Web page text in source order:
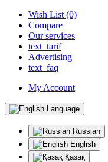
Wish List (0)
Compare
Our services
text_tarif
Advertising
text_faq
My Account
Language
Russian
English
Қазақ